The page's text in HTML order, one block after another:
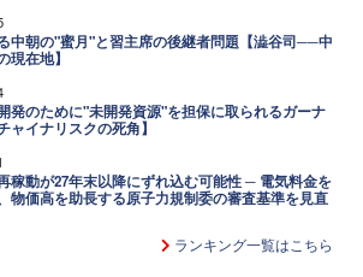
中朝の"蜜月"と習主席の後継者問題【澁谷司──中
現在地】
発のために"未開発資源"を担保に取られるガーナ
ャイナリスクの死角】
稼動が27年末以降にずれ込む可能性 ─ 電気料金を
物価高を助長する原子力規制委の審査基準を見直
ランキング一覧はこちら